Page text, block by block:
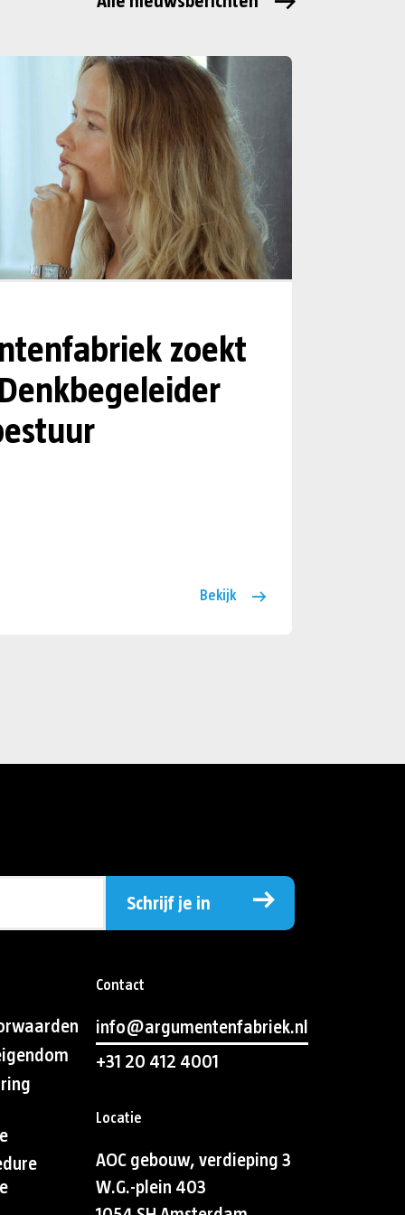
zoekt
Bekijk
Schrijf je in
Contact
info@argumentenfabriek.nl
+31 20 412 4001
Locatie
AOC gebouw, verdieping 3
W.G.-plein 403